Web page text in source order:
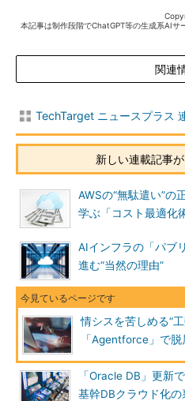
本記事は制作段階でChatGPT等の生成系AIサ
関連
TechTarget ニュースプラス
新しい連載記事
AWSの“無駄遣い”
学ぶ「コスト最適化
AIインフラの「パブ
進む“当然の理由”
情シスを苦しめる“
「Agentforce」で
「Oracle DB」更新
基幹DBクラウド化の